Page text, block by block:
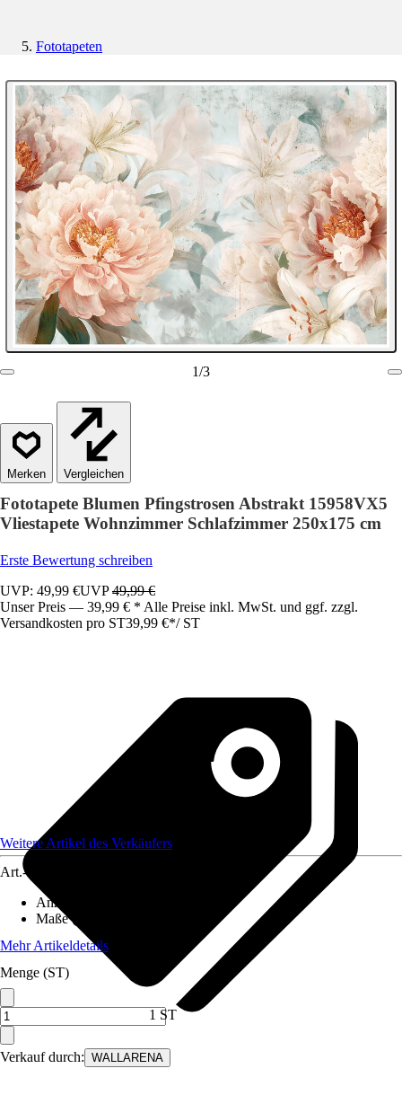
Fototapeten
1/3
Vergleichen
Fototapete Blumen Pfingstrosen Abstrakt 15958VX5
Vliestapete Wohnzimmer Schlafzimmer 250x175 cm
Erste Bewertung schreiben
UVP: 49,99 €UVP49,99 €
Unser Preis — 39,99 € * Alle Preise inkl. MwSt. und ggf. zzgl.
Versandkosten pro ST39,99 €*/ ST
Verkauf durch: WALLARENA
Weitere Artikel des Verkäufers
Art.-Nr.
Anzahl der Teile
Maße (BxH)
Mehr Artikeldetails
Menge (ST)
1 ST